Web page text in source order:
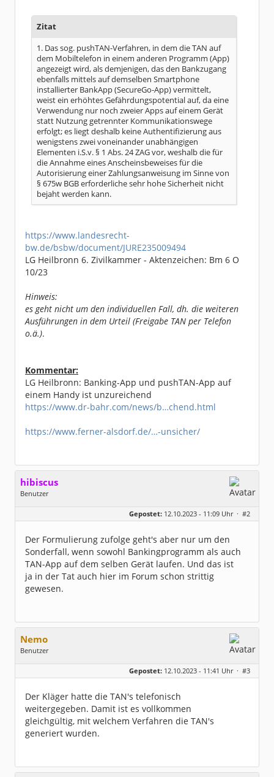
Zitat
1. Das sog. pushTAN-Verfahren, in dem die TAN auf
dem Mobiltelefon in einem anderen Programm (App)
angezeigt wird, als demjenigen, das den Bankzugang
ebenfalls mittels auf demselben Smartphone
installierter BankApp (SecureGo-App) vermittelt,
weist ein erhöhtes Gefährdungspotential auf, da eine
Verwendung nur noch zweier Apps auf einem Gerät
statt Nutzung getrennter Kommunikationswege
erfolgt; es liegt deshalb keine Authentifizierung aus
wenigstens zwei voneinander unabhängigen
Elementen i.S.v. § 1 Abs. 24 ZAG vor, weshalb die für
die Annahme eines Anscheinsbeweises für die
Autorisierung einer Zahlungsanweisung im Sinne von
§ 675w BGB erforderliche sehr hohe Sicherheit nicht
bejaht werden kann.
https://www.landesrecht-
bw.de/bsbw/document/JURE235009494
LG Heilbronn 6. Zivilkammer - Aktenzeichen: Bm 6 O
10/23
Hinweis:
es geht nicht um den individuellen Fall, dh. die weiteren
Ausführungen in dem Urteil (Freigabe TAN per Telefon
o.ä.).
Kommentar:
LG Heilbronn: Banking-App und pushTAN-App auf
einem Handy ist unzureichend
https://www.dr-bahr.com/news/b…chend.html
https://www.ferner-alsdorf.de/…-unsicher/
hibiscus
Benutzer
Homepage:
willuhn.de/
Dabei seit:
03 / 2005
Gepostet: 12.10.2023 - 11:09 Uhr · #2
Der Formulierung zufolge geht's aber nur um den
Sonderfall, wenn sowohl Bankingprogramm als auch
TAN-App auf dem selben Gerät laufen. Und das ist
ja in der Tat auch hier im Forum schon strittig
gewesen.
Nemo
Benutzer
Geschlecht:
keine Angabe
Dabei seit:
09 / 2004
Gepostet: 12.10.2023 - 11:41 Uhr · #3
Der Kläger hatte die TAN's telefonisch
weitergegeben. Damit ist es vollkommen
gleichgültig, mit welchem Verfahren die TAN's
generiert wurden.